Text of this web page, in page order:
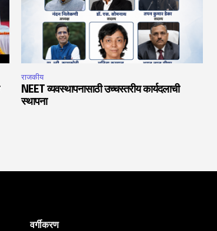
राजकीय
NEET व्यवस्थापनासाठी उच्चस्तरीय कार्यदलाची
स्थापना
वर्गीकरण